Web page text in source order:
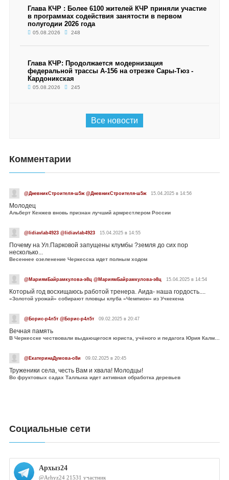
Глава КЧР : Более 6100 жителей КЧР приняли участие
в программах содействия занятости в первом
полугодии 2026 года
05.08.2026 248
Глава КЧР: Продолжается модернизация
федеральной трассы А-156 на отрезке Сары-Тюз -
Кардоникская
05.08.2026 245
Все новости
Комментарии
@ДневникСтроителя-ш5ж @ДневникСтроителя-ш5ж 15.04.2025 в 14:56
Молодец
Альберт Кенжев вновь признан лучший армрестлером России
@lidiavlab4923 @lidiavlab4923 15.04.2025 в 14:55
Почему на Ул.Парковой запущены клумбы ?земля до сих пор
несколько...
Весеннее озеленение Черкесска идет полным ходом
@МариямБайрамкулова-э8ц @МариямБайрамкулова-э8ц 15.04.2025 в 14:54
Который год восхищаюсь работой тренера. Аида- наша гордость....
«Золотой урожай» собирают пловцы клуба «Чемпион» из Учкекена
@Борис-р4л5т @Борис-р4л5т 09.02.2025 в 20:47
Вечная память
В Черкесске чествовали выдающегося юриста, учёного и педагога Юрия Калмыкова
@ЕкатеринаДумова-о8и 09.02.2025 в 20:45
Труженики села, честь Вам и хвала! Молодцы!
Во фруктовых садах Таллыка идет активная обработка деревьев
Социальные сети